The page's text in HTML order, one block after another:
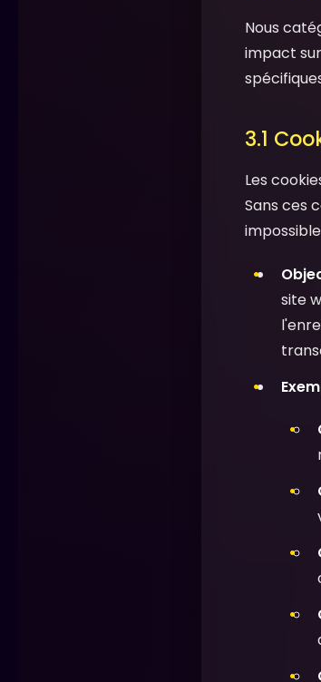
Nous
impact
3.1
Les
Sans ces
site